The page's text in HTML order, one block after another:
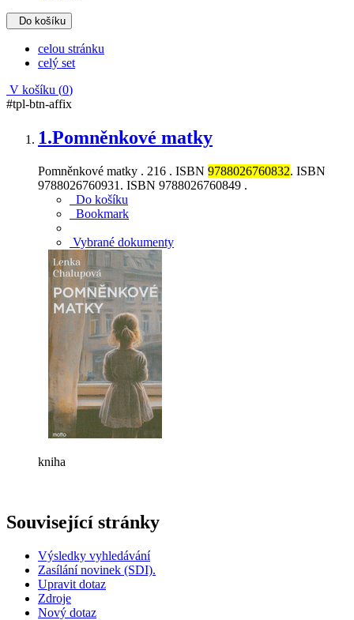
Do košíku
celou stránku
celý set
V košíku (0)
#tpl-btn-affix
1.Pomněnkové matky
Pomněnkové matky . 216 . ISBN 9788026760832. ISBN
9788026760931. ISBN 9788026760849 .
Do košíku
Bookmark
Vybrané dokumenty
kniha
Související stránky
Výsledky vyhledávání
Zasílání novinek (SDI).
Upravit dotaz
Zdroje
Nový dotaz